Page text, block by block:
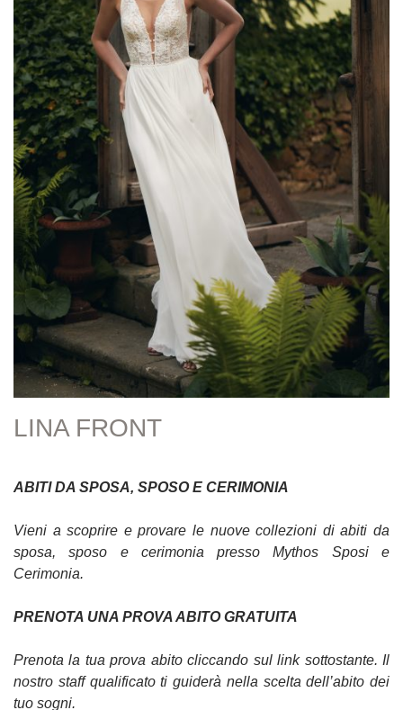
LINA FRONT
ABITI DA SPOSA, SPOSO E CERIMONIA
Vieni a scoprire e provare le nuove collezioni di abiti da
sposa, sposo e cerimonia presso Mythos Sposi e
Cerimonia.
PRENOTA UNA PROVA ABITO GRATUITA
Prenota la tua prova abito cliccando sul link sottostante. Il
nostro staff qualificato ti guiderà nella scelta dell’abito dei
tuo sogni.